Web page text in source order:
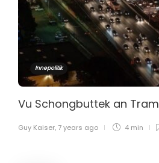
Innepolitik
Vu Schongbuttek an Tram
Guy Kaiser, 7 years ago 4 min